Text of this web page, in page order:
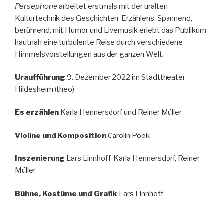
Persephone arbeitet erstmals mit der uralten
Kulturtechnik des Geschichten-Erzählens. Spannend,
berührend, mit Humor und Livemusik erlebt das Publikum
hautnah eine turbulente Reise durch verschiedene
Himmelsvorstellungen aus der ganzen Welt.
Uraufführung 9. Dezember 2022 im Stadttheater
Hildesheim (theo)
Es erzählen Karla Hennersdorf und Reiner Müller
Violine und KompositionCarolin Pook
Inszenierung Lars Linnhoff, Karla Hennersdorf, Reiner
Müller
Bühne, Kostüme und Grafik Lars Linnhoff